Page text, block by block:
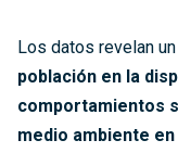
Los datos revelan un
población en la
comportamientos
medio ambiente